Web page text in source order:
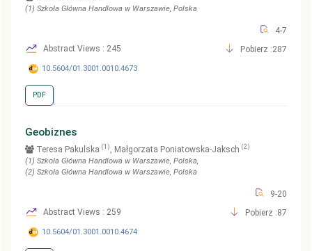
(1) Szkoła Główna Handlowa w Warszawie, Polska
4-7
Abstract Views : 245
Pobierz :287
10.5604/01.3001.0010.4673
PDF
Geobiznes
Teresa Pakulska (1) , Małgorzata Poniatowska-Jaksch (2)
(1) Szkoła Główna Handlowa w Warszawie, Polska,
(2) Szkoła Główna Handlowa w Warszawie, Polska
9-20
Abstract Views : 259
Pobierz :87
10.5604/01.3001.0010.4674